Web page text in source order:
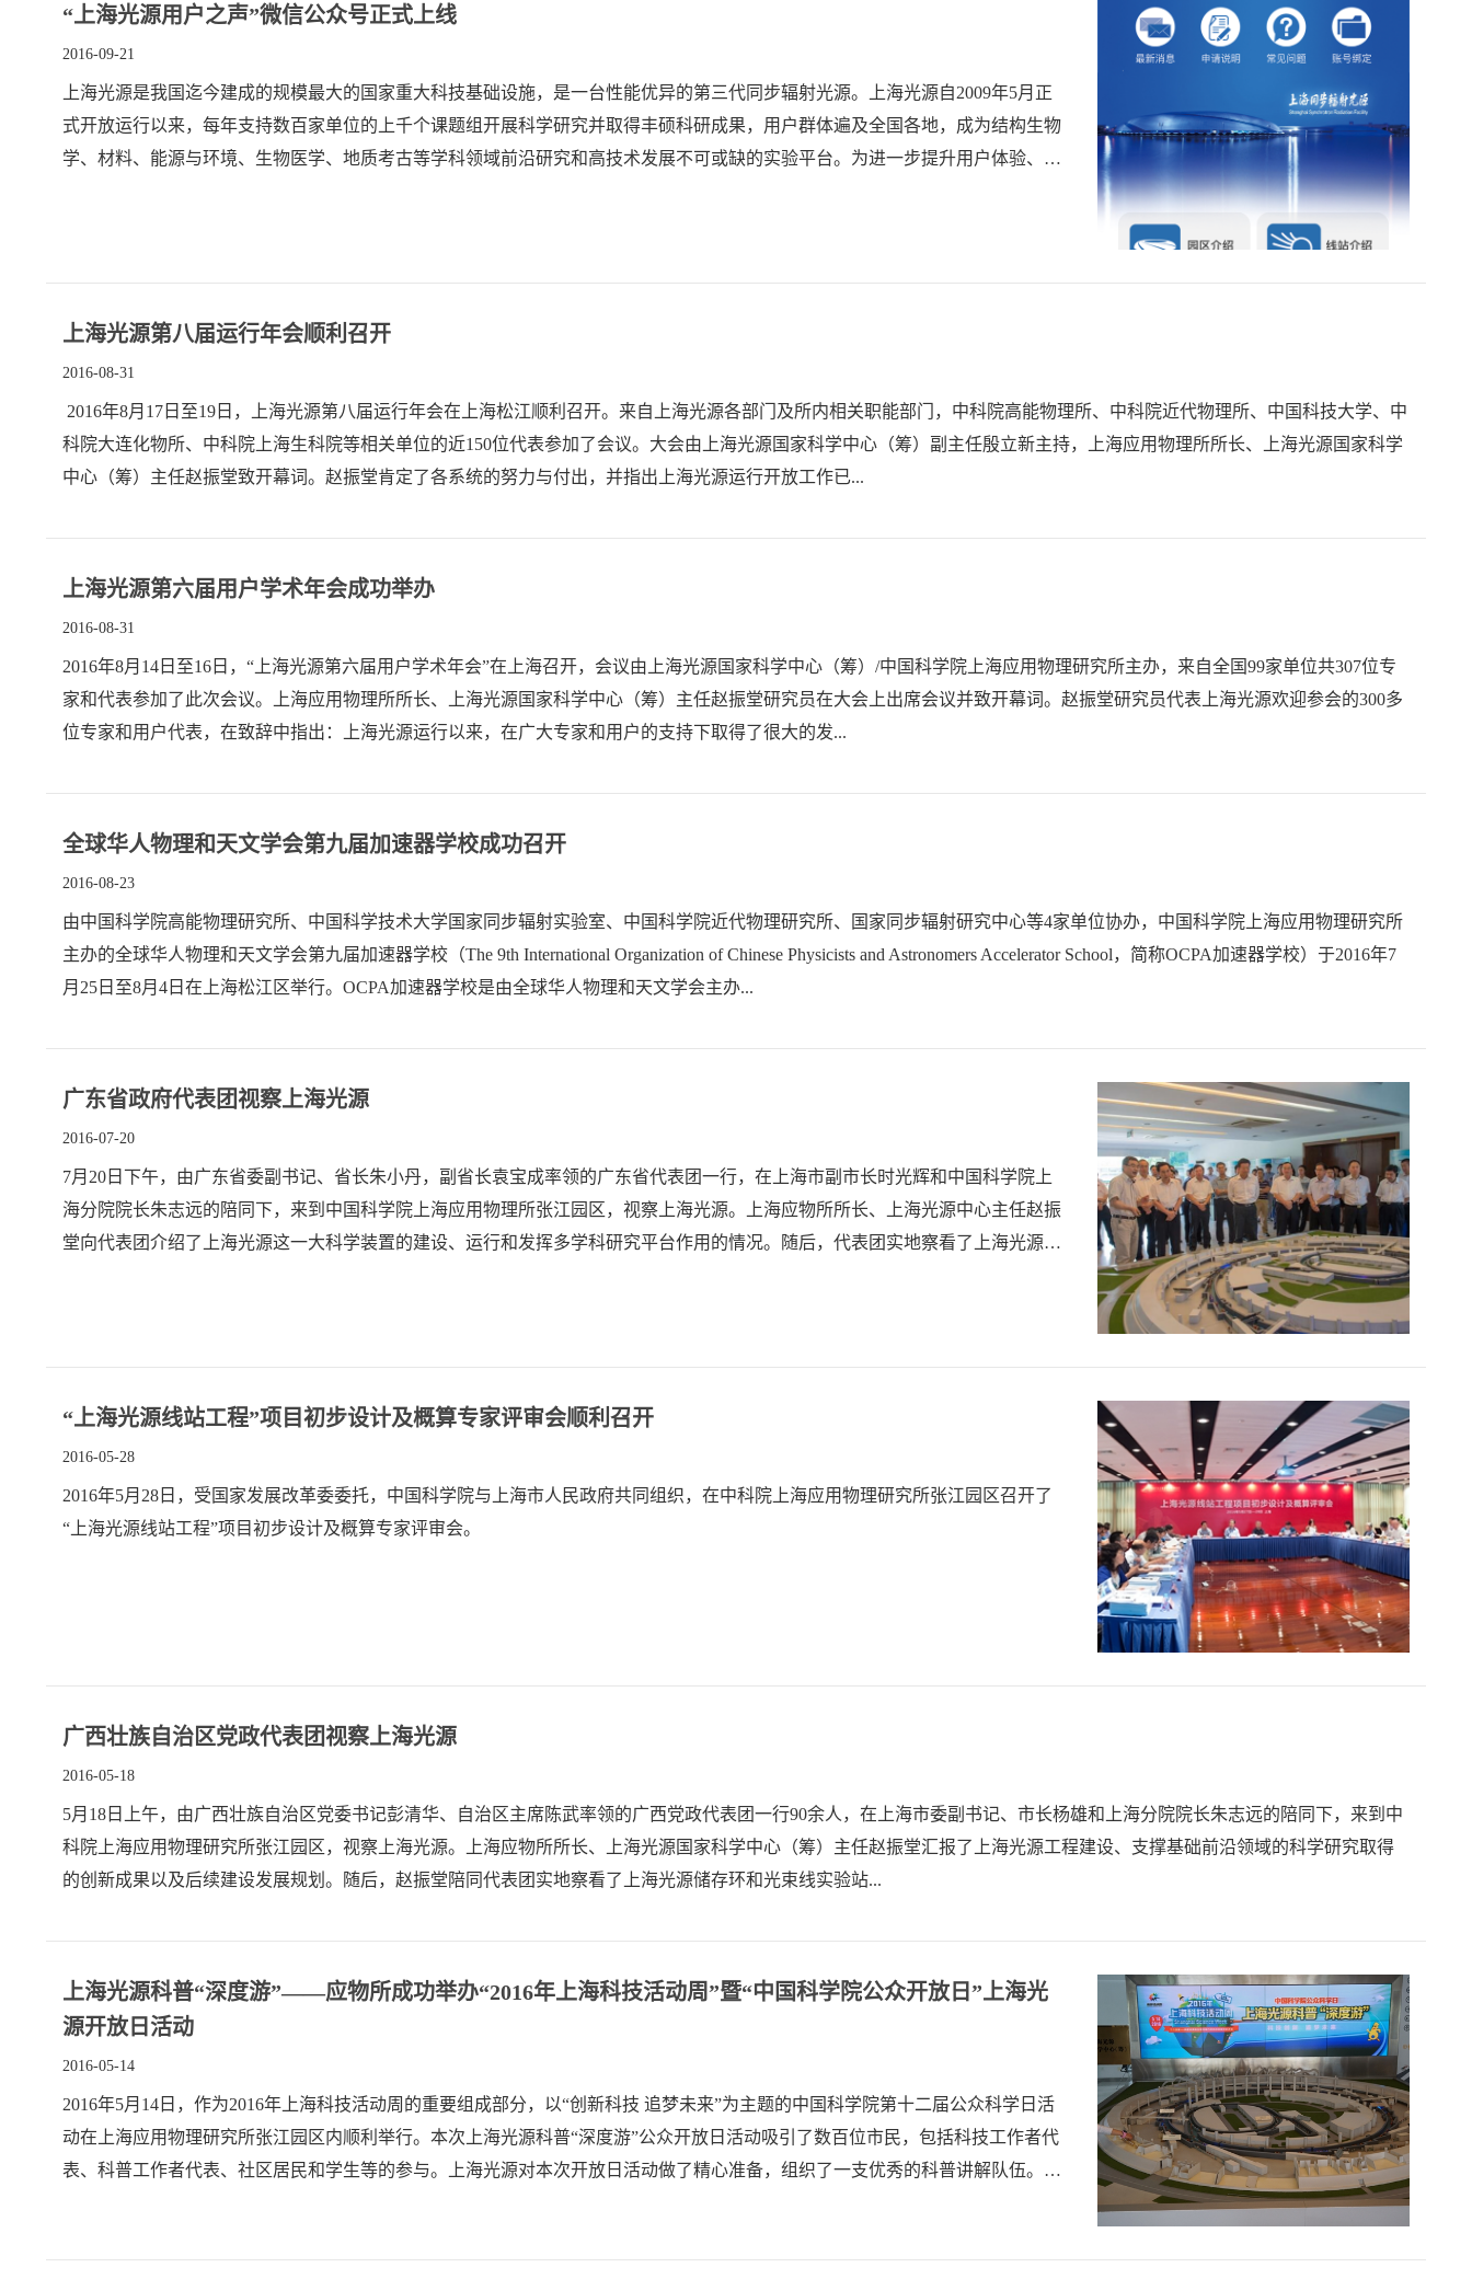
“上海光源用户之声”微信公众号正式上线
2016-09-21
上海光源是我国迄今建成的规模最大的国家重大科技基础设施，是一台性能优异的第三代同步辐射光源。上海光源自2009年5月正
式开放运行以来，每年支持数百家单位的上千个课题组开展科学研究并取得丰硕科研成果，用户群体遍及全国各地，成为结构生物
学、材料、能源与环境、生物医学、地质考古等学科领域前沿研究和高技术发展不可或缺的实验平台。为进一步提升用户体验、提
上海光源第八届运行年会顺利召开
2016-08-31
2016年8月17日至19日，上海光源第八届运行年会在上海松江顺利召开。来自上海光源各部门及所内相关职能部门，中科院高能物理所、中科院近代物理所、中国科技大学、中
科院大连化物所、中科院上海生科院等相关单位的近150位代表参加了会议。大会由上海光源国家科学中心（筹）副主任殷立新主持，上海应用物理所所长、上海光源国家科学
中心（筹）主任赵振堂致开幕词。赵振堂肯定了各系统的努力与付出，并指出上海光源运行开放工作已...
上海光源第六届用户学术年会成功举办
2016-08-31
2016年8月14日至16日，“上海光源第六届用户学术年会”在上海召开，会议由上海光源国家科学中心（筹）/中国科学院上海应用物理研究所主办，来自全国99家单位共307位专
家和代表参加了此次会议。上海应用物理所所长、上海光源国家科学中心（筹）主任赵振堂研究员在大会上出席会议并致开幕词。赵振堂研究员代表上海光源欢迎参会的300多
位专家和用户代表，在致辞中指出：上海光源运行以来，在广大专家和用户的支持下取得了很大的发...
全球华人物理和天文学会第九届加速器学校成功召开
2016-08-23
由中国科学院高能物理研究所、中国科学技术大学国家同步辐射实验室、中国科学院近代物理研究所、国家同步辐射研究中心等4家单位协办，中国科学院上海应用物理研究所
主办的全球华人物理和天文学会第九届加速器学校（The 9th International Organization of Chinese Physicists and Astronomers Accelerator School，简称OCPA加速器学校）于2016年7
月25日至8月4日在上海松江区举行。OCPA加速器学校是由全球华人物理和天文学会主办...
广东省政府代表团视察上海光源
2016-07-20
7月20日下午，由广东省委副书记、省长朱小丹，副省长袁宝成率领的广东省代表团一行，在上海市副市长时光辉和中国科学院上
海分院院长朱志远的陪同下，来到中国科学院上海应用物理所张江园区，视察上海光源。上海应物所所长、上海光源中心主任赵振
堂向代表团介绍了上海光源这一大科学装置的建设、运行和发挥多学科研究平台作用的情况。随后，代表团实地察看了上海光源储
“上海光源线站工程”项目初步设计及概算专家评审会顺利召开
2016-05-28
2016年5月28日，受国家发展改革委委托，中国科学院与上海市人民政府共同组织，在中科院上海应用物理研究所张江园区召开了
“上海光源线站工程”项目初步设计及概算专家评审会。
广西壮族自治区党政代表团视察上海光源
2016-05-18
5月18日上午，由广西壮族自治区党委书记彭清华、自治区主席陈武率领的广西党政代表团一行90余人，在上海市委副书记、市长杨雄和上海分院院长朱志远的陪同下，来到中
科院上海应用物理研究所张江园区，视察上海光源。上海应物所所长、上海光源国家科学中心（筹）主任赵振堂汇报了上海光源工程建设、支撑基础前沿领域的科学研究取得
的创新成果以及后续建设发展规划。随后，赵振堂陪同代表团实地察看了上海光源储存环和光束线实验站...
上海光源科普“深度游”——应物所成功举办“2016年上海科技活动周”暨“中国科学院公众开放日”上海光
源开放日活动
2016-05-14
2016年5月14日，作为2016年上海科技活动周的重要组成部分，以“创新科技 追梦未来”为主题的中国科学院第十二届公众科学日活
动在上海应用物理研究所张江园区内顺利举行。本次上海光源科普“深度游”公众开放日活动吸引了数百位市民，包括科技工作者代
表、科普工作者代表、社区居民和学生等的参与。上海光源对本次开放日活动做了精心准备，组织了一支优秀的科普讲解队伍。开